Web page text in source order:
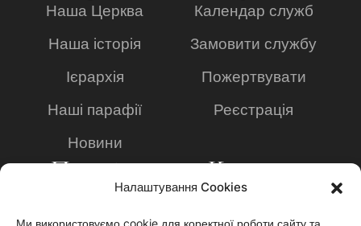
Налаштування Cookies
Ми використовуємо cookie для коректної роботи сайту та
Наша Церква
Наша історія
Ієрархія
Наші парафії
Новини
Календар служб
Замовити службу
Пожертвувати
Реєстрація
Просвіта
Богословська
академія
Контакти
+49 2234 8095636